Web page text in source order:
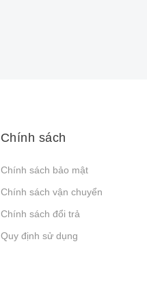
Chính sách
Chính sách bảo mật
Chính sách vận chuyển
Chính sách đổi trả
Quy định sử dụng